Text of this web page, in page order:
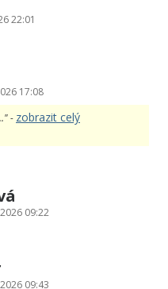
22:01
17:08
- zobrazit celý
09:22
09:43